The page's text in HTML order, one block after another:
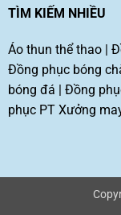
TÌM KIẾM NHIỀU
Áo thun thể thao|
Đồng phục bóng
bóng đá
Đồng
phục PT Xưởng